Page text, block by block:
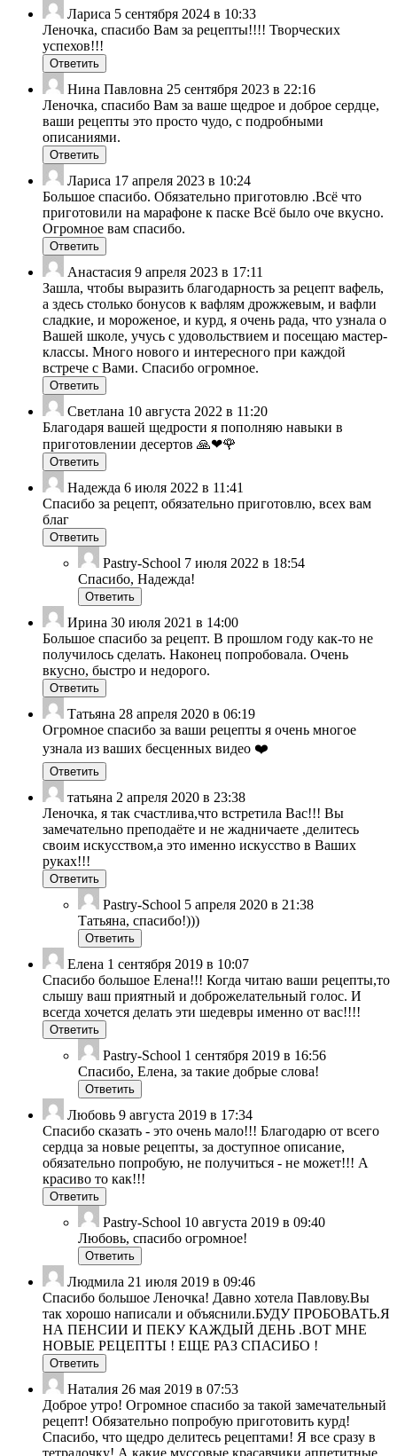
Лариса 5 сентября 2024 в 10:33
Леночка, спасибо Вам за рецепты!!!! Творческих
успехов!!!
Ответить
Нина Павловна 25 сентября 2023 в 22:16
Леночка, спасибо Вам за ваше щедрое и доброе сердце,
ваши рецепты это просто чудо, с подробными
описаниями.
Ответить
Лариса 17 апреля 2023 в 10:24
Большое спасибо. Обязательно приготовлю .Всё что
приготовили на марафоне к паске Всё было оче вкусно.
Огромное вам спасибо.
Ответить
Анастасия 9 апреля 2023 в 17:11
Зашла, чтобы выразить благодарность за рецепт вафель,
а здесь столько бонусов к вафлям дрожжевым, и вафли
сладкие, и мороженое, и курд, я очень рада, что узнала о
Вашей школе, учусь с удовольствием и посещаю мастер-
классы. Много нового и интересного при каждой
встрече с Вами. Спасибо огромное.
Ответить
Светлана 10 августа 2022 в 11:20
Благодаря вашей щедрости я пополняю навыки в
приготовлении десертов 🙏❤🌹
Ответить
Надежда 6 июля 2022 в 11:41
Спасибо за рецепт, обязательно приготовлю, всех вам
благ
Ответить
Pastry-School 7 июля 2022 в 18:54
Спасибо, Надежда!
Ответить
Ирина 30 июля 2021 в 14:00
Большое спасибо за рецепт. В прошлом году как-то не
получилось сделать. Наконец попробовала. Очень
вкусно, быстро и недорого.
Ответить
Татьяна 28 апреля 2020 в 06:19
Огромное спасибо за ваши рецепты я очень многое
узнала из ваших бесценных видео ❤️
Ответить
татьяна 2 апреля 2020 в 23:38
Леночка, я так счастлива,что встретила Вас!!! Вы
замечательно преподаёте и не жадничаете ,делитесь
своим искусством,а это именно искусство в Ваших
руках!!!
Ответить
Pastry-School 5 апреля 2020 в 21:38
Татьяна, спасибо!)))
Ответить
Елена 1 сентября 2019 в 10:07
Спасибо большое Елена!!! Когда читаю ваши рецепты,то
слышу ваш приятный и доброжелательный голос. И
всегда хочется делать эти шедевры именно от вас!!!!
Ответить
Pastry-School 1 сентября 2019 в 16:56
Спасибо, Елена, за такие добрые слова!
Ответить
Любовь 9 августа 2019 в 17:34
Спасибо сказать - это очень мало!!! Благодарю от всего
сердца за новые рецепты, за доступное описание,
обязательно попробую, не получиться - не может!!! А
красиво то как!!!
Ответить
Pastry-School 10 августа 2019 в 09:40
Любовь, спасибо огромное!
Ответить
Людмила 21 июля 2019 в 09:46
Спасибо большое Леночка! Давно хотела Павлову.Вы
так хорошо написали и объяснили.БУДУ ПРОБОВАТЬ.Я
НА ПЕНСИИ И ПЕКУ КАЖДЫЙ ДЕНЬ .ВОТ МНЕ
НОВЫЕ РЕЦЕПТЫ ! ЕЩЕ РАЗ СПАСИБО !
Ответить
Наталия 26 мая 2019 в 07:53
Доброе утро! Огромное спасибо за такой замечательный
рецепт! Обязательно попробую приготовить курд!
Спасибо, что щедро делитесь рецептами! Я все сразу в
тетрадочку! А какие муссовые красавчики аппетитные,